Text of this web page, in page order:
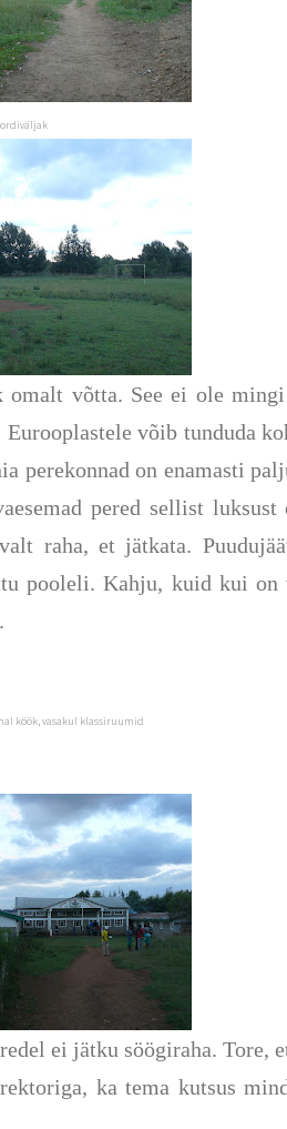
võtta. See ei ole
võib tunduda
perekonnad on enamasti
pered sellist
raha, et jätkata.
pooleli. Kahju, kuid kui
köök, vasakul klassiruumid
ei jätku söögiraha. Tore,
ka tema kutsus